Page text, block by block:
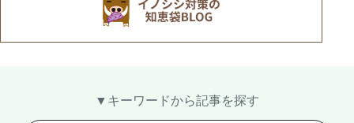
▼キーワードから記事を探す